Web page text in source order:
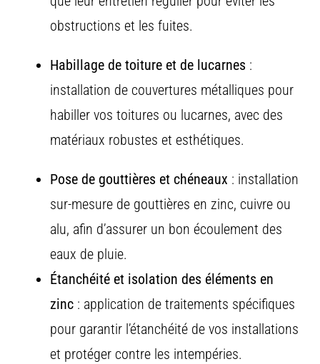
obstructions et les fuites.
Habillage de toiture et de lucarnes :
installation de couvertures métalliques pour
habiller vos toitures ou lucarnes, avec des
matériaux robustes et esthétiques.
Pose de gouttières et chéneaux : installation
sur-mesure de gouttières en zinc, cuivre ou
alu, afin d’assurer un bon écoulement des
eaux de pluie.
Étanchéité et isolation des éléments en
zinc : application de traitements spécifiques
pour garantir l’étanchéité de vos installations
et protéger contre les intempéries.